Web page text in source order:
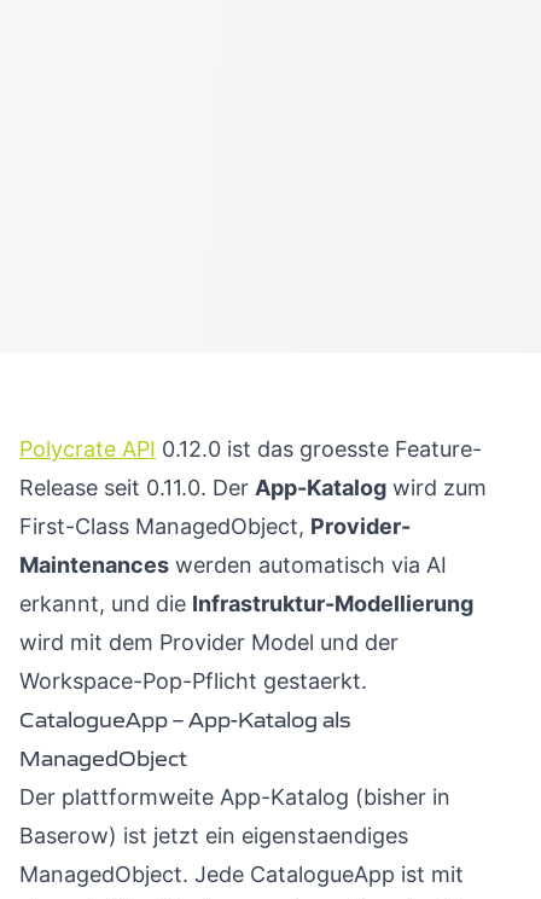
Polycrate API 0.12.0 ist das groesste Feature-
Release seit 0.11.0. Der App-Katalog wird zum
First-Class ManagedObject, Provider-
Maintenances werden automatisch via AI
erkannt, und die Infrastruktur-Modellierung
wird mit dem Provider Model und der
Workspace-Pop-Pflicht gestaerkt.
CatalogueApp – App-Katalog als
ManagedObject
Der plattformweite App-Katalog (bisher in
Baserow) ist jetzt ein eigenstaendiges
ManagedObject. Jede CatalogueApp ist mit